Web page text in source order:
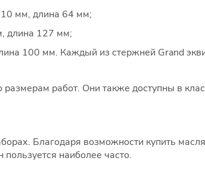
мм, длина 64 мм;
длина 127 мм;
100 мм. Каждый из стержней Grand
работ. Они также доступны в
Благодаря возможности купить
наиболее часто.